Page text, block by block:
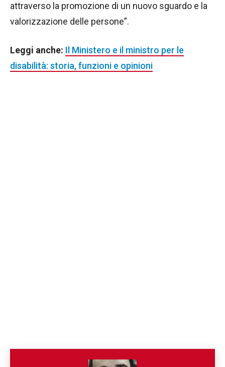
attraverso la promozione di un nuovo sguardo e la
valorizzazione delle persone”.
Leggi anche: Il Ministero e il ministro per le
disabilità: storia, funzioni e opinioni